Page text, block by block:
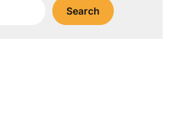
Search